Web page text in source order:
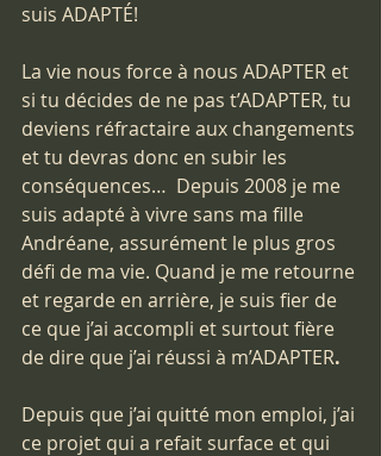
suis ADAPTÉ!
La vie nous force à nous ADAPTER et
si tu décides de ne pas t’ADAPTER, tu
deviens réfractaire aux changements
et tu devras donc en subir les
conséquences…  Depuis 2008 je me
suis adapté à vivre sans ma fille
Andréane, assurément le plus gros
défi de ma vie. Quand je me retourne
et regarde en arrière, je suis fier de
ce que j’ai accompli et surtout fière
de dire que j’ai réussi à m’ADAPTER.
Depuis que j’ai quitté mon emploi, j’ai
ce projet qui a refait surface et qui